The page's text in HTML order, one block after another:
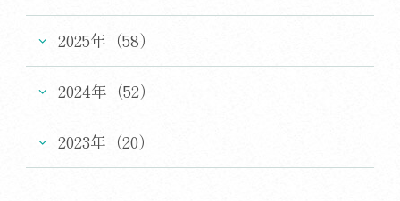
2025年（58）
2024年（52）
2023年（20）